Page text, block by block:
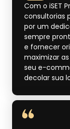
Com o iSET
consultorias
por um
sempre
e fornecer
maximizar
seu e-
decolar sua